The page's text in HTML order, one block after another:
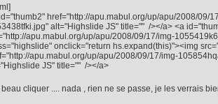
href="http://apu.mabul.org/up/apu/2008/09/
alt="Highslide JS" title="" /></a> <a
apu.mabul.org/up/apu/2008/09/17/img-
onclick="return hs.expand(this)"><img
apu.mabul.org/up/apu/2008/09/17/img-
JS" title="" /></a>
cliquer .... nada , rien ne se passe, je les verrais